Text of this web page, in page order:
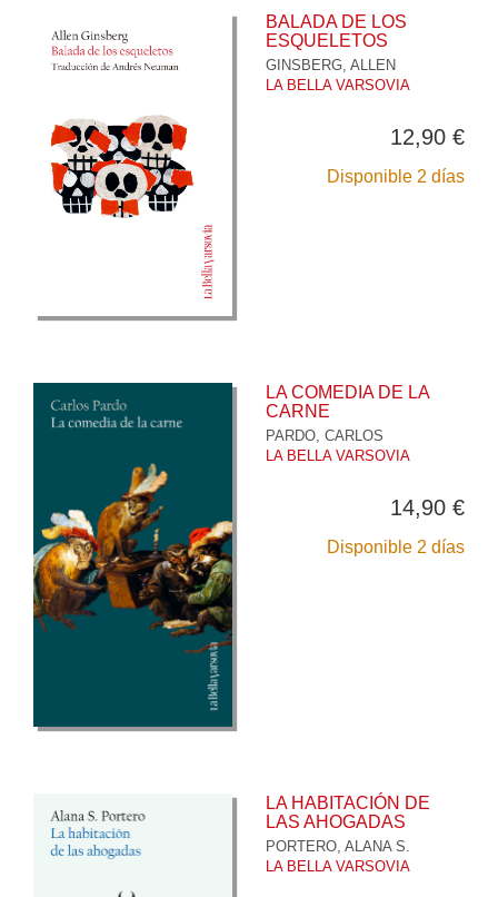
BALADA DE LOS
ESQUELETOS
GINSBERG, ALLEN
LA BELLA VARSOVIA
12,90 €
Disponible 2 días
LA COMEDIA DE LA
CARNE
PARDO, CARLOS
LA BELLA VARSOVIA
14,90 €
Disponible 2 días
LA HABITACIÓN DE
LAS AHOGADAS
PORTERO, ALANA S.
LA BELLA VARSOVIA